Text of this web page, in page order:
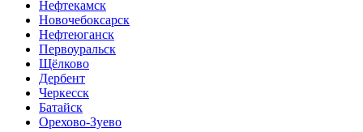
Нефтекамск
Новочебоксарск
Нефтеюганск
Первоуральск
Щёлково
Дербент
Черкесск
Батайск
Орехово-Зуево